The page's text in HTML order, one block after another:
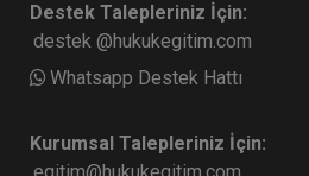
Destek Talepleriniz İçin:
destek @hukukegitim.com
Whatsapp Destek Hattı
Kurumsal Talepleriniz İçin: